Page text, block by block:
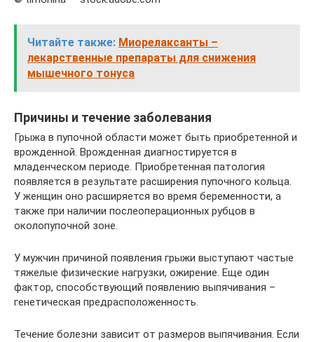
Читайте также: Миорелаксанты –
лекарственные препараты для снижения
мышечного тонуса
Причины и течение заболевания
Грыжа в пупочной области может быть приобретенной и
врожденной. Врожденная диагностируется в
младенческом периоде. Приобретенная патология
появляется в результате расширения пупочного кольца.
У женщин оно расширяется во время беременности, а
также при наличии послеоперационных рубцов в
околопупочной зоне.
У мужчин причиной появления грыжи выступают частые
тяжелые физические нагрузки, ожирение. Еще один
фактор, способствующий появлению выпячивания –
генетическая предрасположенность.
Течение болезни зависит от размеров выпячивания. Если